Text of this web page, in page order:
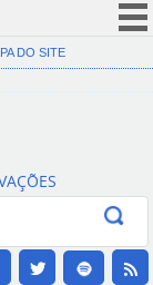
(COVID-19)
Canais
DO SITE